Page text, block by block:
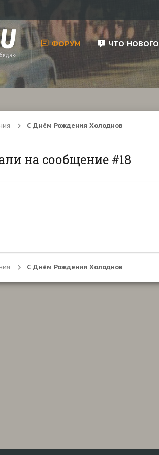
ФОРУМ ЧТО НОВОГО
С Днём Рождения Холоднов
на сообщение #18
С Днём Рождения Холоднов